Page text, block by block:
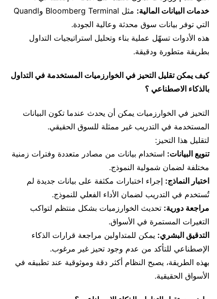
خدمات البيانات المالية:
مثل Bloomberg Terminal وQuandl
التي توفر بيانات سوق محدثة وعالية الجودة.
هذه الأدوات تسهّل عملية بناء وتحليل استراتيجيات التداول
بطريقة متطورة ودقيقة.
كيف يمكن تقليل التحيز في الخوارزميات المستخدمة في التداول
بالذكاء الاصطناعي ؟
التحيز في الخوارزميات يمكن أن يحدث عندما تكون البيانات
المستخدمة في التدريب غير ممثلة للسوق الحقيقي.
لتقليل هذا التحيز:
تنويع البيانات: استخدام بيانات من مصادر متعددة وفترات زمنية
مختلفة لضمان شمولية النموذج.
اختبار النماذج: إجراء اختبارات مكثفة على بيانات جديدة لم
تُستخدم في التدريب لضمان الأداء الفعلي للنموذج.
مراجعة دورية: تحديث الخوارزميات بشكل منتظم لتواكب
التغيرات المستمرة في الأسواق.
التدقيق البشري: يمكن للمتداولين مراجعة قرارات الذكاء
الإصطناعي للتأكد من عدم وجود تحيز غير مرغوب.
بهذه الطريقة، يصبح النظام أكثر دقة وموثوقية عند تطبيقه في
الأسواق الحقيقية.